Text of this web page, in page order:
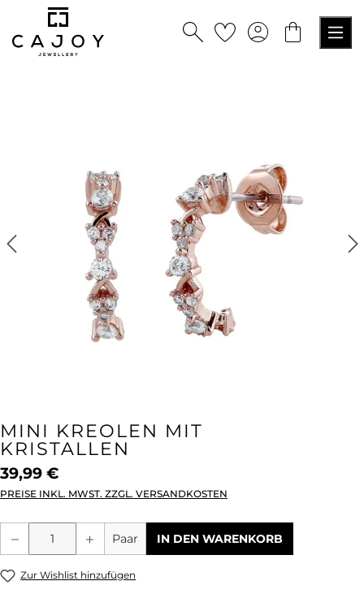
springen
MINI KREOLEN MIT
KRISTALLEN
39,99 €
PREISE INKL. MWST. ZZGL. VERSANDKOSTEN
Produkt Anzahl: Gib den gewünschten
Paar IN DEN WARENKORB
Zur Wishlist hinzufügen